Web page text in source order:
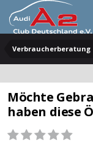
Verbraucherberatung
Möchte
haben diese